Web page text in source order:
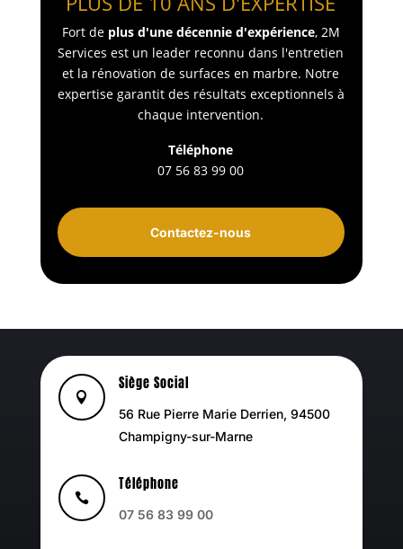
Fort de plus d'une décennie d'expérience, 2M
Services est un leader reconnu dans l'entretien
et la rénovation de surfaces en marbre. Notre
expertise garantit des résultats exceptionnels à
chaque intervention.
Téléphone
07 56 83 99 00
Contactez-nous

Siège Social
56 Rue Pierre Marie Derrien, 94500
Champigny-sur-Marne

Téléphone
07 56 83 99 00